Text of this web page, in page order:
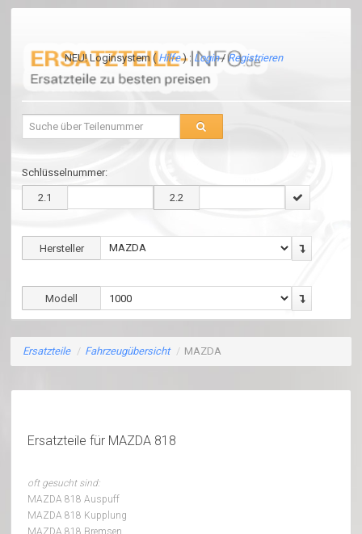
NEU! Loginsystem ( Hilfe) : Login/Registrieren
Schlüsselnummer:
2.1 2.2
Hersteller
Modell
Ersatzteile / Fahrzeugübersicht / MAZDA
Ersatzteile für MAZDA 818
oft gesucht sind:
MAZDA 818 Auspuff
MAZDA 818 Kupplung
MAZDA 818 Bremsen